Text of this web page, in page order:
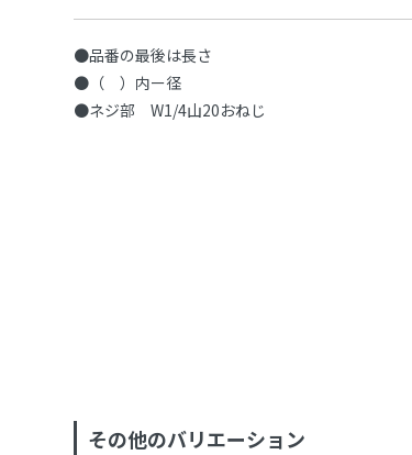
●品番の最後は長さ
●（ ）内ー径
●ネジ部 W1/4山20おねじ
その他のバリエーション